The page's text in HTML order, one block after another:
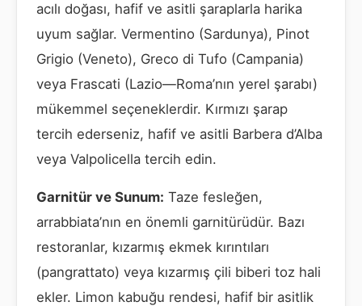
acılı doğası, hafif ve asitli şaraplarla harika
uyum sağlar. Vermentino (Sardunya), Pinot
Grigio (Veneto), Greco di Tufo (Campania)
veya Frascati (Lazio—Roma’nın yerel şarabı)
mükemmel seçeneklerdir. Kırmızı şarap
tercih ederseniz, hafif ve asitli Barbera d’Alba
veya Valpolicella tercih edin.
Garnitür ve Sunum: Taze fesleğen,
arrabbiata’nın en önemli garnitürüdür. Bazı
restoranlar, kızarmış ekmek kırıntıları
(pangrattato) veya kızarmış çili biberi toz hali
ekler. Limon kabuğu rendesi, hafif bir asitlik